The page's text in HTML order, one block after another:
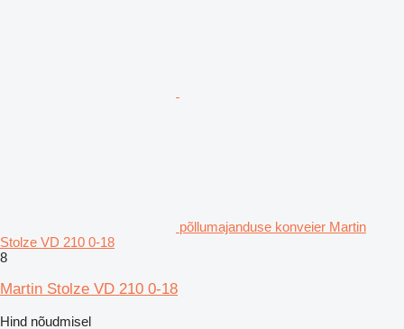
põllumajanduse konveier Martin
Stolze VD 210 0-18
8
Martin Stolze VD 210 0-18
Hind nõudmisel